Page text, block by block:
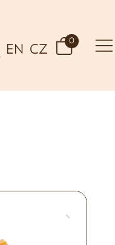
EN CZ
0